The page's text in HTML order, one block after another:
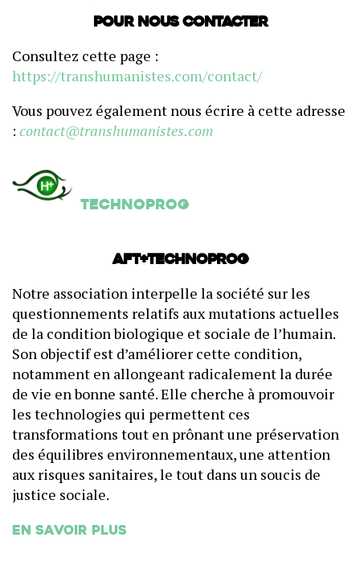
Pour nous contacter
Consultez cette page :
https://transhumanistes.com/contact/
Vous pouvez également nous écrire à cette adresse
: contact@transhumanistes.com
Technoprog
AFT+Technoprog
Notre association interpelle la société sur les
questionnements relatifs aux mutations actuelles
de la condition biologique et sociale de l’humain.
Son objectif est d’améliorer cette condition,
notamment en allongeant radicalement la durée
de vie en bonne santé. Elle cherche à promouvoir
les technologies qui permettent ces
transformations tout en prônant une préservation
des équilibres environnementaux, une attention
aux risques sanitaires, le tout dans un soucis de
justice sociale.
En savoir plus